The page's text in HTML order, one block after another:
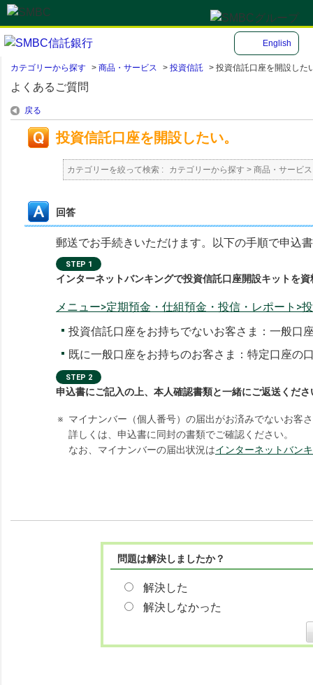
English
カテゴリーから探す > 商品・サービス > 投資信託 > 投資信託口座を開設した
よくあるご質問
戻る
投資信託口座を開設したい。
カテゴリーを絞って検索 : カテゴリーから探す > 商品・サービス
回答
郵送でお手続きいただけます。以下の手順で申込
STEP 1
インターネットバンキングで投資信託口座開設キットを資
メニュー>定期預金・仕組預金・投信・レポート>
投資信託口座をお持ちでないお客さま：一般口
既に一般口座をお持ちのお客さま：特定口座の
STEP 2
申込書にご記入の上、本人確認書類と一緒にご返送くださ
※ マイナンバー（個人番号）の届出がお済みでないお客
詳しくは、申込書に同封の書類でご確認ください。
なお、マイナンバーの届出状況はインターネットバン
問題は解決しましたか？
解決した
解決しなかった